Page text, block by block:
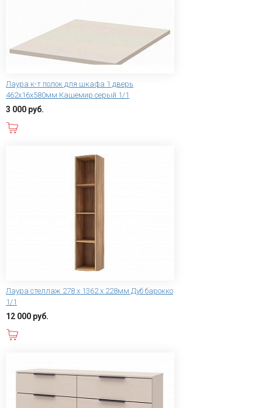
Лаура к-т полок для шкафа 1 дверь
462x16x580мм Кашемир серый 1/1
3 000 руб.
Лаура стеллаж 278 x 1362 x 228мм Дуб барокко
1/1
12 000 руб.